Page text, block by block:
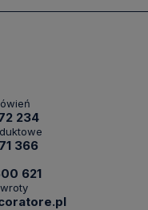
234
366
621